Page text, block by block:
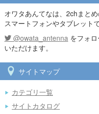
オワタあんてなは、2chまと
スマートフォンやタブレット
@owata_antenna をフォ
いただけます。
サイトマップ
カテゴリ一覧
サイトカタログ